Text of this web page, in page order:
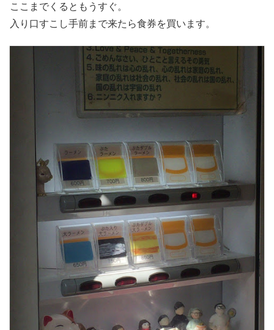
ここまでくるともうすぐ。
入り口すこし手前まで来たら食券を買います。